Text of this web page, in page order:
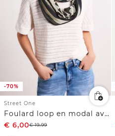
-70%
Street One
Foulard loop en modal avec imprimé
€ 6,00€19,99